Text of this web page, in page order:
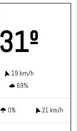
31º
19 km/h
69%
0% 21 km/h